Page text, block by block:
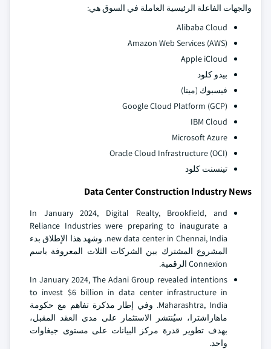
والجهات الفاعلة الرئيسية العاملة في السوق هي:
Alibaba Cloud
Amazon Web Services (AWS)
Apple iCloud
بيدو كلود
فيسبوك (ميتا)
Google Cloud Platform (GCP)
IBM Cloud
Microsoft Azure
Oracle Cloud Infrastructure (OCI)
تينسنت كلود
Data Center Construction Industry News
In January 2024, Digital Realty, Brookfield, and
Reliance Industries were preparing to inaugurate a
new data center in Chennai, India. وشهد هذا الإطلاق بدء
المشروع المشترك بين الشركات الثلاث المعروفة باسم
Connexion الرقمية.
In January 2024, The Adani Group revealed intentions
to invest $6 billion in data center infrastructure in
Maharashtra, India. وفي إطار مذكرة تفاهم مع حكومة
ماهاراشترا، سيُنتشر الاستثمار على مدى العقد المقبل،
بهدف تطوير قدرة مركز البيانات على مستوى جيغاوات
واحد.